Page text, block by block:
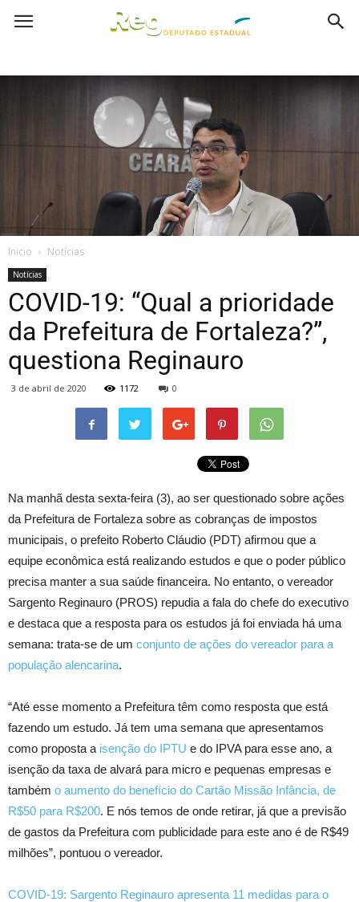
Inicio Notícias
Notícias
COVID-19: “Qual a prioridade
da Prefeitura de Fortaleza?”,
questiona Reginauro
3 de abril de 2020 1172 0
Na manhã desta sexta-feira (3), ao ser questionado sobre ações
da Prefeitura de Fortaleza sobre as cobranças de impostos
municipais, o prefeito Roberto Cláudio (PDT) afirmou que a
equipe econômica está realizando estudos e que o poder público
precisa manter a sua saúde financeira. No entanto, o vereador
Sargento Reginauro (PROS) repudia a fala do chefe do executivo
e destaca que a resposta para os estudos já foi enviada há uma
semana: trata-se de um conjunto de ações do vereador para a
população alencarina.
“Até esse momento a Prefeitura têm como resposta que está
fazendo um estudo. Já tem uma semana que apresentamos
como proposta a isenção do IPTU e do IPVA para esse ano, a
isenção da taxa de alvará para micro e pequenas empresas e
também o aumento do benefício do Cartão Missão Infância, de
R$50 para R$200. E nós temos de onde retirar, já que a previsão
de gastos da Prefeitura com publicidade para este ano é de R$49
milhões”, pontuou o vereador.
COVID-19: Sargento Reginauro apresenta 11 medidas para o